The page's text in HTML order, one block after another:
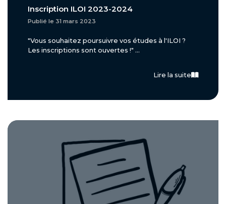
Inscription ILOI 2023-2024
Publié le 31 mars 2023
"Vous souhaitez poursuivre vos études à l'ILOI ?
Les inscriptions sont ouvertes !" ...
Lire la suite